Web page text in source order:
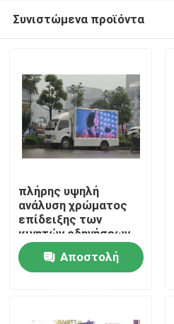
Σπίτι
Προϊόντα
Περίπου εμείς
Συνιστώμενα προϊόντα
πλήρης υψηλή
ανάλυση χρώματος
επίδειξης των
κινητών οδηγήσεων
φορτηγών
8000cd/m2 3000Hz
Αποστολή